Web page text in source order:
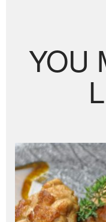
YOU